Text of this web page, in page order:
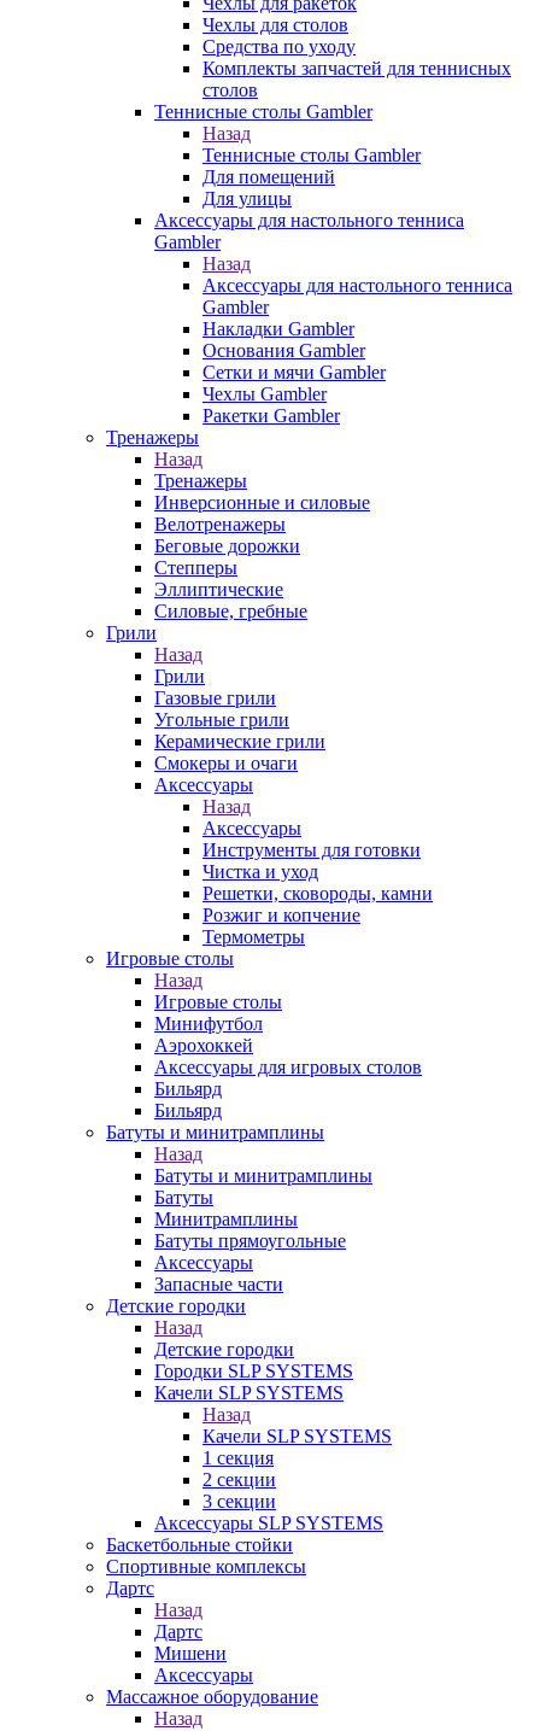
Чехлы для столов
Средства по уходу
Комплекты запчастей для теннисных
столов
Теннисные столы Gambler
Назад
Теннисные столы Gambler
Для помещений
Для улицы
Аксессуары для настольного тенниса
Gambler
Назад
Аксессуары для настольного тенниса
Gambler
Накладки Gambler
Основания Gambler
Сетки и мячи Gambler
Чехлы Gambler
Ракетки Gambler
Тренажеры
Назад
Тренажеры
Инверсионные и силовые
Велотренажеры
Беговые дорожки
Степперы
Эллиптические
Силовые, гребные
Грили
Назад
Грили
Газовые грили
Угольные грили
Керамические грили
Смокеры и очаги
Аксессуары
Назад
Аксессуары
Инструменты для готовки
Чистка и уход
Решетки, сковороды, камни
Розжиг и копчение
Термометры
Игровые столы
Назад
Игровые столы
Минифутбол
Аэрохоккей
Аксессуары для игровых столов
Бильяpд
Бильяpд
Батуты и минитрамплины
Назад
Батуты и минитрамплины
Батуты
Минитрамплины
Батуты прямоугольные
Аксессуары
Запасные части
Детские городки
Назад
Детские городки
Городки SLP SYSTEMS
Качели SLP SYSTEMS
Назад
Качели SLP SYSTEMS
1 секция
2 секции
3 секции
Аксессуары SLP SYSTEMS
Баскетбольные стойки
Спортивные комплексы
Дартс
Назад
Дартс
Мишени
Аксессуары
Массажное оборудование
Назад